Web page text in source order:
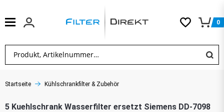
0
Startseite Kühlschrankfilter & Zubehör
5 Kuehlschrank Wasserfilter ersetzt Siemens DD-7098